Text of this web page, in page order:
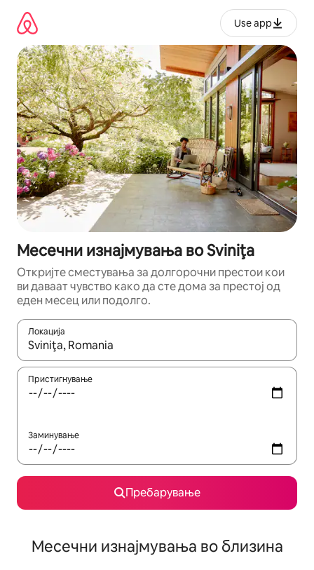
содржина
Use app
Месечни изнајмувања во Sviniţa
Откријте сместувања за долгорочни престои кои
ви даваат чувство како да сте дома за престој од
еден месец или подолго.
Локација
Кога резултатите се достапни, движете се со копчињата
Пристигнување
Заминување
Пребарување
Месечни изнајмувања во близина